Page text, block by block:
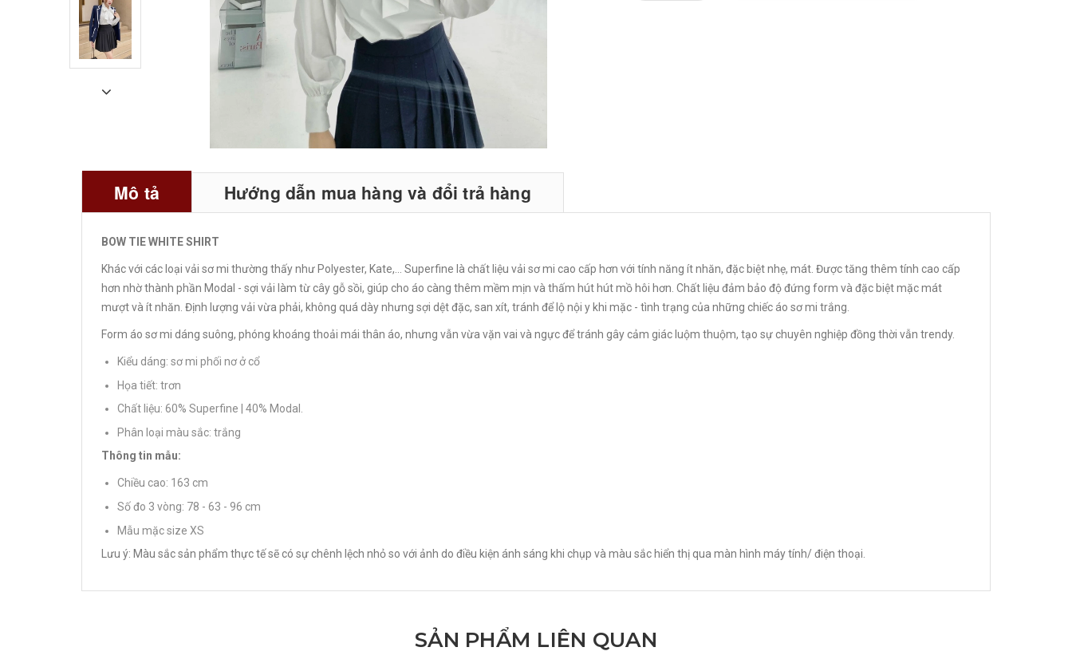
Mô tả Hướng dẫn mua hàng và đổi trả hàng
BOW TIE WHITE SHIRT
Khác với các loại vải sơ mi thường thấy như Polyester, Kate,... Superfine là chất liệu vải sơ mi cao cấp hơn với tính năng ít nhăn, đặc biệt nhẹ, mát. Được tăng thêm tính cao cấp
hơn nhờ thành phần Modal - sợi vải làm từ cây gỗ sồi, giúp cho áo càng thêm mềm mịn và thấm hút hút mồ hôi hơn. Chất liệu đảm bảo độ đứng form và đặc biệt mặc mát
mượt và ít nhăn. Định lượng vải vừa phải, không quá dày nhưng sợi dệt đặc, san xít, tránh để lộ nội y khi mặc - tình trạng của những chiếc áo sơ mi trắng.
Form áo sơ mi dáng suông, phóng khoáng thoải mái thân áo, nhưng vẫn vừa vặn vai và ngực để tránh gây cảm giác luộm thuộm, tạo sự chuyên nghiệp đồng thời vẫn trendy.
Kiểu dáng: sơ mi phối nơ ở cổ
Họa tiết: trơn
Chất liệu: 60% Superfine | 40% Modal.
Phân loại màu sắc: trắng
Thông tin mẫu:
Chiều cao: 163 cm
Số đo 3 vòng: 78 - 63 - 96 cm
Mẫu mặc size XS
Lưu ý: Màu sắc sản phẩm thực tế sẽ có sự chênh lệch nhỏ so với ảnh do điều kiện ánh sáng khi chụp và màu sắc hiển thị qua màn hình máy tính/ điện thoại.
SẢN PHẨM LIÊN QUAN